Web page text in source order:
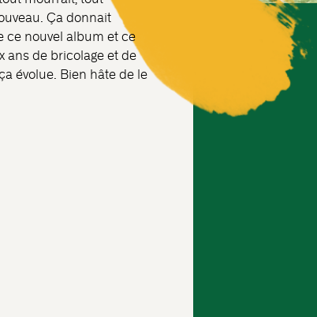
Ça donnait
ce nouvel album et ce
ans de bricolage et de
évolue. Bien hâte de le